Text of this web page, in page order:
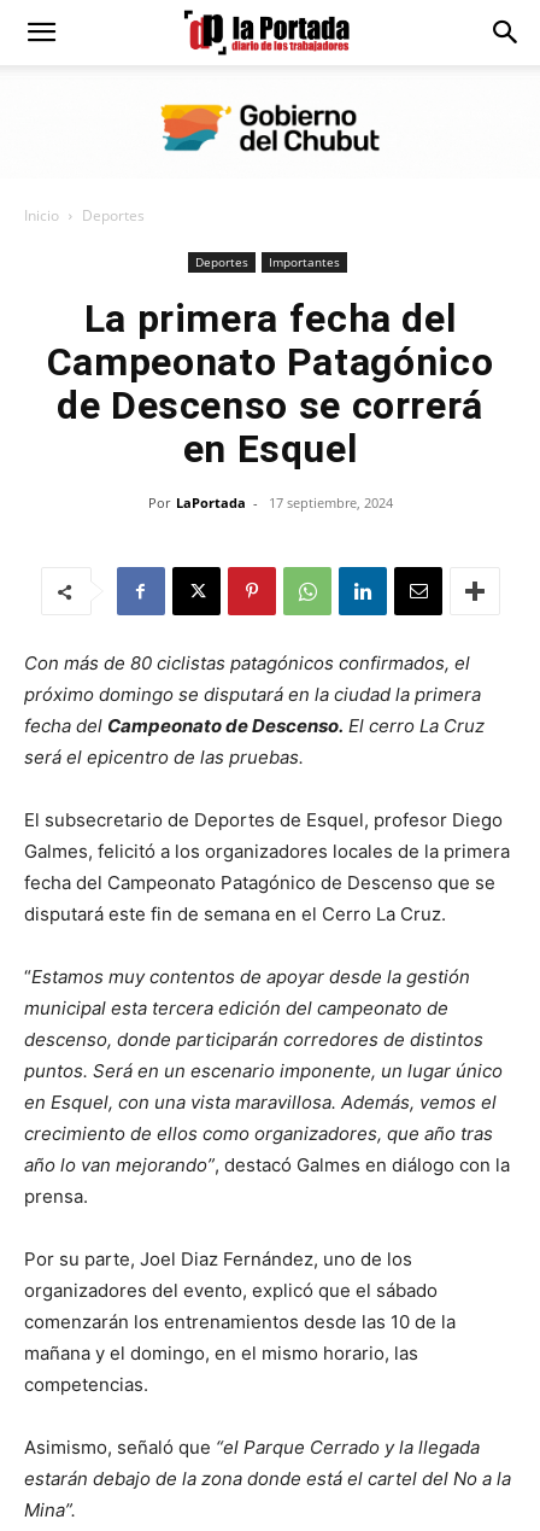
Diario
Inicio Deportes
Deportes Importantes
La primera fecha del
Campeonato Patagónico
de Descenso se correrá
en Esquel
Por LaPortada - 17 septiembre, 2024
Con más de 80 ciclistas patagónicos confirmados, el
próximo domingo se disputará en la ciudad la primera
fecha del Campeonato de Descenso. El cerro La Cruz
será el epicentro de las pruebas.
El subsecretario de Deportes de Esquel, profesor Diego
Galmes, felicitó a los organizadores locales de la primera
fecha del Campeonato Patagónico de Descenso que se
disputará este fin de semana en el Cerro La Cruz.
“Estamos muy contentos de apoyar desde la gestión
municipal esta tercera edición del campeonato de
descenso, donde participarán corredores de distintos
puntos. Será en un escenario imponente, un lugar único
en Esquel, con una vista maravillosa. Además, vemos el
crecimiento de ellos como organizadores, que año tras
año lo van mejorando”, destacó Galmes en diálogo con la
prensa.
Por su parte, Joel Diaz Fernández, uno de los
organizadores del evento, explicó que el sábado
comenzarán los entrenamientos desde las 10 de la
mañana y el domingo, en el mismo horario, las
competencias.
Asimismo, señaló que “el Parque Cerrado y la llegada
estarán debajo de la zona donde está el cartel del No a la
Mina”.